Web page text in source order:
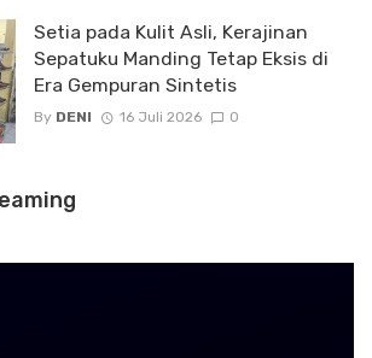
Setia pada Kulit Asli, Kerajinan
Sepatuku Manding Tetap Eksis di
Era Gempuran Sintetis
By DENI 16 Juli 2026 0